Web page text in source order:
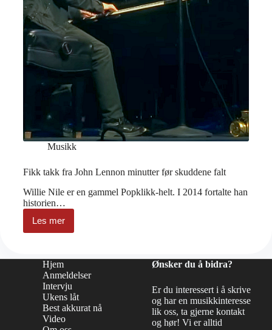
Musikk
Fikk takk fra John Lennon minutter før skuddene falt
Willie Nile er en gammel Popklikk-helt. I 2014 fortalte han
historien…
Les mer
Fikk
takk
Lennon
minutter
før
skuddene
falt
Hjem
Anmeldelser
Intervju
Ukens låt
Best akkurat nå
Video
Ønsker du å bidra?
Er du interessert i å skrive
og har en musikkinteresse
lik oss, ta gjerne kontakt
og hør! Vi er alltid